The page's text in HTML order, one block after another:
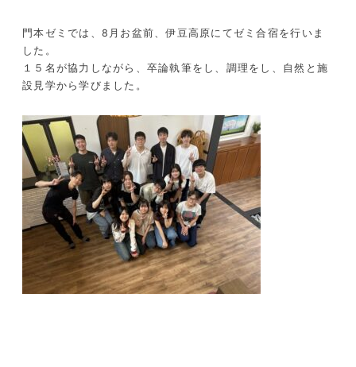
門本ゼミでは、8月お盆前、伊豆高原にてゼミ合宿を行いま
した。
１５名が協力しながら、卒論執筆をし、調理をし、自然と施
設見学から学びました。